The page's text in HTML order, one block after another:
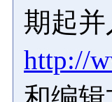
期起
http://